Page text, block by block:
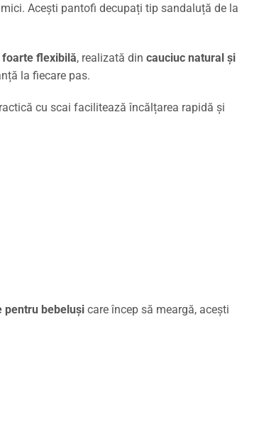
Acești pantofi decupați tip sandaluță de la
foarte flexibilă, realizată din cauciuc natural și
la fiecare pas.
cu scai facilitează încălțarea rapidă și
pentru bebeluși care încep să meargă, acești